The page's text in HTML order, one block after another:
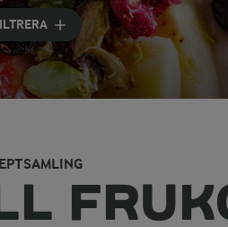
för att få förslag